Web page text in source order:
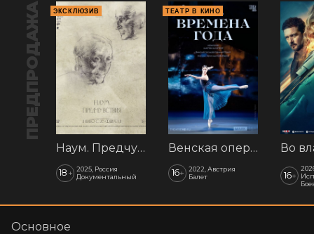
ПРЕДПРОДАЖА ЭКСКЛЮЗИВ
Наум. Предчувствия
18 + 2025, Россия
Документальный
ТЕАТР В КИНО
Венская опера: Времена года
16+
2022, Австрия
Балет
16+
Основное